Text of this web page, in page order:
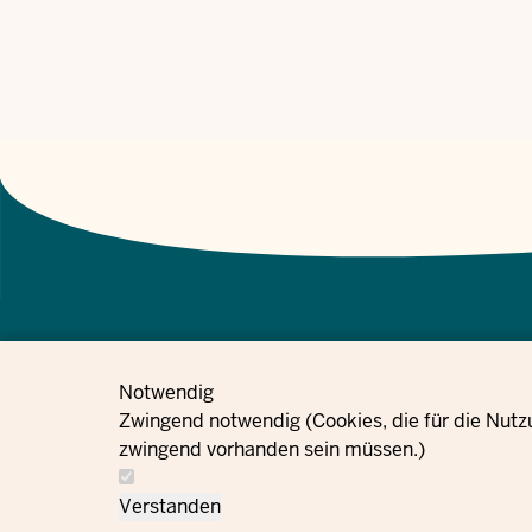
Notwendig
Zwingend notwendig (Cookies, die für die
zwingend vorhanden sein müssen.)
Verstanden
الطلبات بصمة
معلومات حماية
البيانات
إعدادات ملفات تعريف
الارتباط